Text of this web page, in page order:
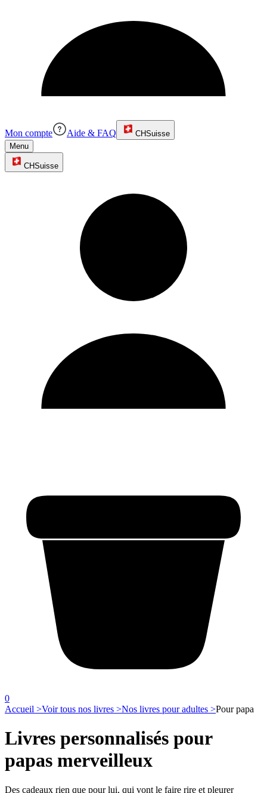
Mon compte Aide & FAQ CHSuisse
Menu
CHSuisse
0
Accueil >Voir tous nos livres >Nos livres pour adultes >Pour papa
Livres personnalisés pour
papas merveilleux
Des cadeaux rien que pour lui, qui vont le faire rire et pleurer